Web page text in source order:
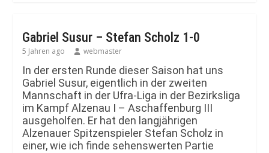
Gabriel Susur – Stefan Scholz 1-0
5 Jahren ago webmaster
In der ersten Runde dieser Saison hat uns
Gabriel Susur, eigentlich in der zweiten
Mannschaft in der Ufra-Liga in der Bezirksliga
im Kampf Alzenau I – Aschaffenburg III
ausgeholfen. Er hat den langjährigen
Alzenauer Spitzenspieler Stefan Scholz in
einer, wie ich finde sehenswerten Partie